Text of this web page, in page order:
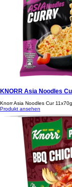
Knorr Asia Noodles
Knorr Asia Snack Becher
Produkt ansehen